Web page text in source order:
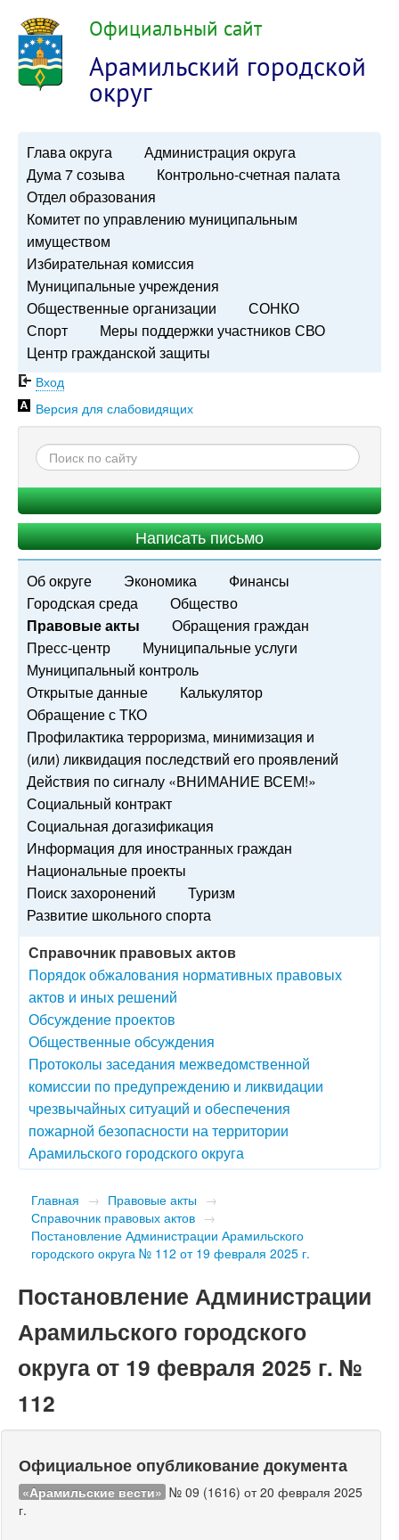
Официальный сайт
Арамильский городской
округ
Глава округа
Администрация округа
Дума 7 созыва
Контрольно-счетная палата
Отдел образования
Комитет по управлению муниципальным
имуществом
Избирательная комиссия
Муниципальные учреждения
Общественные организации
СОНКО
Спорт
Меры поддержки участников СВО
Центр гражданской защиты
Вход
Версия для слабовидящих
Написать письмо
Об округе Экономика
Финансы
Городская среда
Общество
Правовые акты
Обращения граждан
Пресс-центр
Муниципальные услуги
Муниципальный контроль
Открытые данные
Калькулятор
Обращение с ТКО
Профилактика терроризма, минимизация и
(или) ликвидация последствий его проявлений
Действия по сигналу «ВНИМАНИЕ ВСЕМ!»
Социальный контракт
Социальная догазификация
Информация для иностранных граждан
Национальные проекты
Поиск захоронений
Туризм
Развитие школьного спорта
Справочник правовых актов
Порядок обжалования нормативных правовых
актов и иных решений
Обсуждение проектов
Общественные обсуждения
Протоколы заседания межведомственной
комиссии по предупреждению и ликвидации
чрезвычайных ситуаций и обеспечения
пожарной безопасности на территории
Арамильского городского округа
Главная → Правовые акты →
Справочник правовых актов →
Постановление Администрации Арамильского
городского округа № 112 от 19 февраля 2025 г.
Постановление Администрации
Арамильского городского
округа от 19 февраля 2025 г. №
112
Официальное опубликование документа
«Арамильские вести» № 09 (1616) от 20 февраля 2025
г.